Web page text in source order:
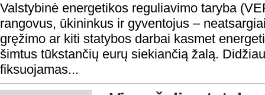
Valstybinė energetikos reguliavimo taryba
rangovus, ūkininkus ir gyventojus –
gręžimo ar kiti statybos darbai kasmet
šimtus tūkstančių eurų siekiančią žalą.
fiksuojamas...